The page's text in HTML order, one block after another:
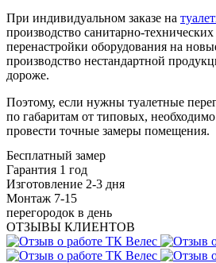
При индивидуальном заказе на
производство санитарно-
перенастройки оборудования на
производство нестандартной
дороже.
Поэтому, если нужны туалетные
по габаритам от типовых,
провести точные замеры помещения.
Бесплатный замер
Гарантия 1 год
Изготовление 2-3 дня
Монтаж 7-15
перегородок в день
ОТЗЫВЫ КЛИЕНТОВ